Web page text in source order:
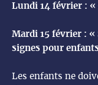
Lundi 14 février :
Mardi 15 février : «
signes pour
Les enfants ne